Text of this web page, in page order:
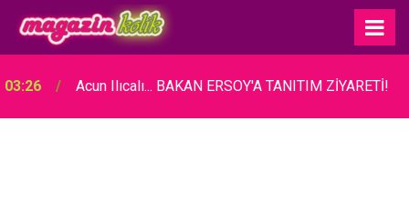
03:26 Acun Ilıcalı... BAKAN ERSOY'A TANITIM ZİYARETİ!